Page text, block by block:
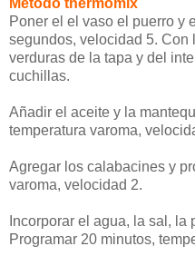
Método thermomix
Poner el el vaso el puerro y
segundos, velocidad 5. Con
verduras de la tapa y del
cuchillas.
Añadir el aceite y la
temperatura varoma,
Agregar los calabacines y
varoma, velocidad 2.
Incorporar el agua, la sal,
Programar 20 minutos,